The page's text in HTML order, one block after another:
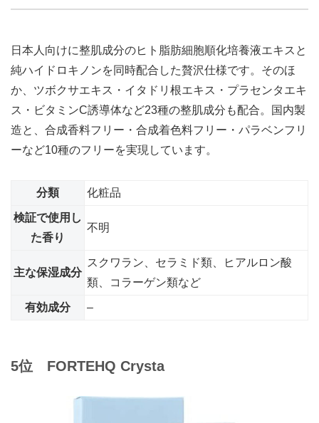
日本人向けに整肌成分のヒト脂肪細胞順化培養液エキスと
純ハイドロキノンを同時配合した贅沢仕様です。そのほ
か、ツボクサエキス・イタドリ根エキス・プラセンタエキ
ス・ビタミンC誘導体など23種の整肌成分も配合。国内製
造と、合成香料フリー・合成着色料フリー・パラベンフリ
ーなど10種のフリーを実現しています。
分類 化粧品
検証で使用し
た香り
不明
主な保湿成分
スクワラン、セラミド類、ヒアルロン酸
類、コラーゲン類など
有効成分 –
5位 FORTEHQ Crysta